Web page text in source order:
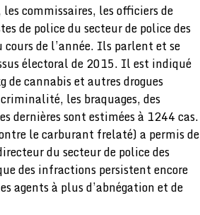
commissaires, les officiers de
de police du secteur de police des
de l’année. Ils parlent et se
électoral de 2015. Il est indiqué
de cannabis et autres drogues
les braquages, des
dernières sont estimées à 1244 cas.
le carburant frelaté) a permis de
du secteur de police des
des infractions persistent encore
agents à plus d’abnégation et de